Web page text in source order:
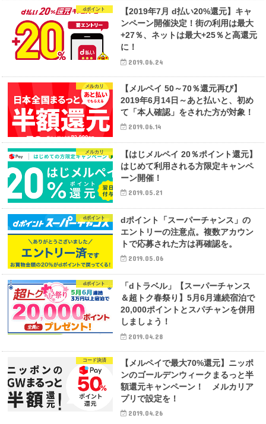
dポイント
【2019年7月 d払い20%還元】キャ
ンペーン開催決定！街の利用は最大
+27％、ネットは最大+25％と高還元
に！
2019.06.24
メルカリ
【メルペイ 50～70％還元再び】
2019年6月14日～あと払いと、初め
て「本人確認」をされた方が対象！
2019.06.14
メルカリ
【はじメルペイ 20％ポイント還元】
はじめて利用される方限定キャンペ
ーン開催！
2019.05.21
dポイント
dポイント「スーパーチャンス」の
エントリーの注意点。複数アカウン
トで応募された方は再確認を。
2019.05.06
dポイント
「dトラベル」【スーパーチャンス
＆超トク春祭り】5月6月連続宿泊で
20,000ポイントとスパチャンを併用
しましょう！
2019.04.28
コード決済
【メルペイで最大70%還元】ニッポ
ンのゴールデンウィークまるっと半
額還元キャンペーン！ メルカリア
プリで設定を！
2019.04.26